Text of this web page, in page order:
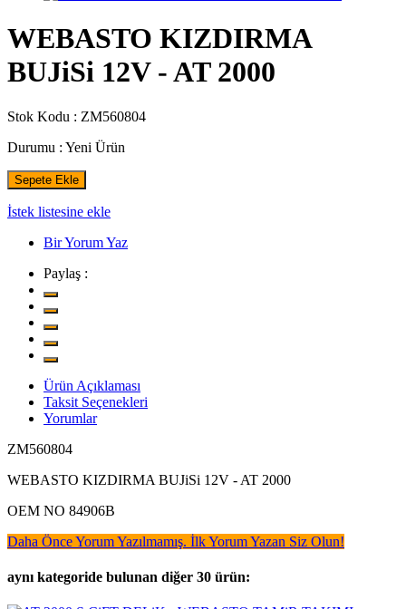
WEBASTO KIZDIRMA
BUJiSi 12V - AT 2000
Stok Kodu : ZM560804
Durumu : Yeni Ürün
Sepete Ekle
İstek listesine ekle
Bir Yorum Yaz
Paylaş :
Ürün Açıklaması
Taksit Seçenekleri
Yorumlar
ZM560804
WEBASTO KIZDIRMA BUJiSi 12V - AT 2000
OEM NO 84906B
Daha Önce Yorum Yazılmamış. İlk Yorum Yazan Siz Olun!
aynı kategoride bulunan diğer 30 ürün: